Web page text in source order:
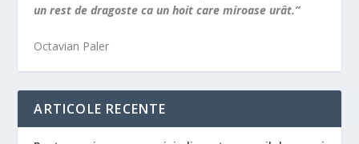
un rest de dragoste ca un hoit care miroase urât.”
Octavian Paler
ARTICOLE RECENTE